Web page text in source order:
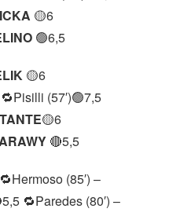
🟡6
🟢6,5
🟡6
(57′)🟢7,5
🟡6
🔴5,5
(85′) –
🔁Paredes (80′) –